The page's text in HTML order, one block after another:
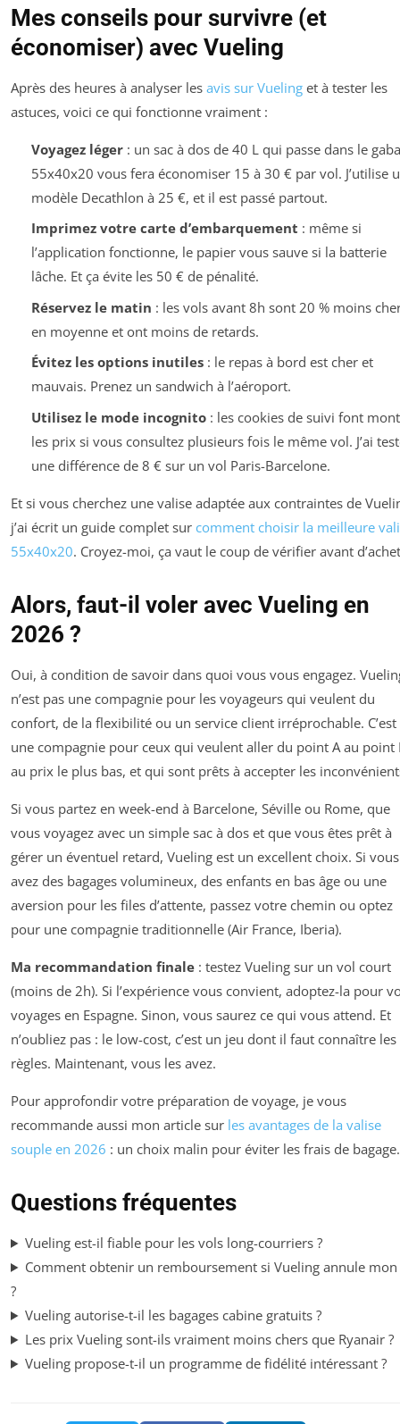
Mes conseils pour survivre (et
économiser) avec Vueling
Après des heures à analyser les avis sur Vueling et à tester les
astuces, voici ce qui fonctionne vraiment :
Voyagez léger: un sac à dos de 40 L qui passe dans le
55x40x20 vous fera économiser 15 à 30 € par vol. J’utilise
modèle Decathlon à 25 €, et il est passé partout.
Imprimez votre carte d’embarquement : même si
l’application fonctionne, le papier vous sauve si la batterie
lâche. Et ça évite les 50 € de pénalité.
Réservez le matin : les vols avant 8h sont 20 % moins
en moyenne et ont moins de retards.
Évitez les options inutiles: le repas à bord est cher et
mauvais. Prenez un sandwich à l’aéroport.
Utilisez le mode incognito: les cookies de suivi font
les prix si vous consultez plusieurs fois le même vol. J’ai
une différence de 8 € sur un vol Paris-Barcelone.
Et si vous cherchez une valise adaptée aux contraintes de
j’ai écrit un guide complet sur comment choisir la meilleure
55x40x20. Croyez-moi, ça vaut le coup de vérifier avant
Alors, faut-il voler avec Vueling en
2026 ?
Oui, à condition de savoir dans quoi vous vous engagez.
n’est pas une compagnie pour les voyageurs qui veulent du
confort, de la flexibilité ou un service client irréprochable. C’est
une compagnie pour ceux qui veulent aller du point A au point
au prix le plus bas, et qui sont prêts à accepter les
Si vous partez en week-end à Barcelone, Séville ou Rome, que
vous voyagez avec un simple sac à dos et que vous êtes prêt à
gérer un éventuel retard, Vueling est un excellent choix. Si vous
avez des bagages volumineux, des enfants en bas âge ou une
aversion pour les files d’attente, passez votre chemin ou optez
pour une compagnie traditionnelle (Air France, Iberia).
Ma recommandation finale : testez Vueling sur un vol court
(moins de 2h). Si l’expérience vous convient, adoptez-la pour
voyages en Espagne. Sinon, vous saurez ce qui vous attend. Et
n’oubliez pas : le low-cost, c’est un jeu dont il faut connaître les
règles. Maintenant, vous les avez.
Pour approfondir votre préparation de voyage, je vous
recommande aussi mon article sur les avantages de la valise
souple en 2026 : un choix malin pour éviter les frais de bagage.
Questions fréquentes
Vueling est-il fiable pour les vols long-courriers ?
Comment obtenir un remboursement si Vueling annule
?
Vueling autorise-t-il les bagages cabine gratuits ?
Les prix Vueling sont-ils vraiment moins chers que Ryanair ?
Vueling propose-t-il un programme de fidélité intéressant ?